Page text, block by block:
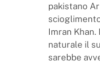
pakistano
Imran
naturale il
sarebbe